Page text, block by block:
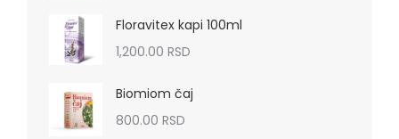
Floravitex kapi 100ml
1,200.00 RSD
Biomiom čaj
800.00 RSD